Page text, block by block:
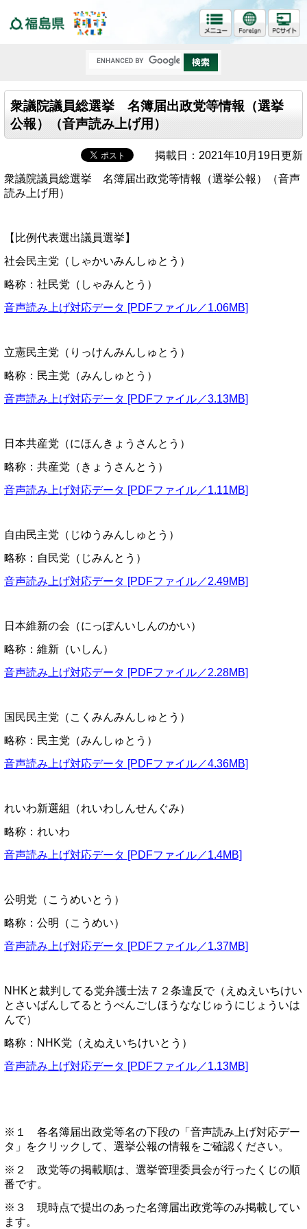
衆議院議員総選挙 名簿届出政党等情報（選挙
公報）（音声読み上げ用）
掲載日：2021年10月19日更新
衆議院議員総選挙 名簿届出政党等情報（選挙公報）（音声
読み上げ用）
【比例代表選出議員選挙】
社会民主党（しゃかいみんしゅとう）
略称：社民党（しゃみんとう）
音声読み上げ対応データ [PDFファイル／1.06MB]
立憲民主党（りっけんみんしゅとう）
略称：民主党（みんしゅとう）
音声読み上げ対応データ [PDFファイル／3.13MB]
日本共産党（にほんきょうさんとう）
略称：共産党（きょうさんとう）
音声読み上げ対応データ [PDFファイル／1.11MB]
自由民主党（じゆうみんしゅとう）
略称：自民党（じみんとう）
音声読み上げ対応データ [PDFファイル／2.49MB]
日本維新の会（にっぽんいしんのかい）
略称：維新（いしん）
音声読み上げ対応データ [PDFファイル／2.28MB]
国民民主党（こくみんみんしゅとう）
略称：民主党（みんしゅとう）
音声読み上げ対応データ [PDFファイル／4.36MB]
れいわ新選組（れいわしんせんぐみ）
略称：れいわ
音声読み上げ対応データ [PDFファイル／1.4MB]
公明党（こうめいとう）
略称：公明（こうめい）
音声読み上げ対応データ [PDFファイル／1.37MB]
NHKと裁判してる党弁護士法７２条違反で（えぬえいちけい
とさいばんしてるとうべんごしほうななじゅうにじょういは
んで）
略称：NHK党（えぬえいちけいとう）
音声読み上げ対応データ [PDFファイル／1.13MB]
※１ 各名簿届出政党等名の下段の「音声読み上げ対応デー
タ」をクリックして、選挙公報の情報をご確認ください。
※２ 政党等の掲載順は、選挙管理委員会が行ったくじの順
番です。
※３ 現時点で提出のあった名簿届出政党等のみ掲載してい
ます。